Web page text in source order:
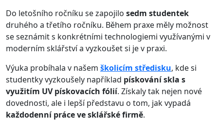
Do letošního ročníku se zapojilo sedm studentek
druhého a třetího ročníku. Během praxe měly možnost
se seznámit s konkrétními technologiemi využívanými v
moderním sklářství a vyzkoušet si je v praxi.
Výuka probíhala v našem školicím středisku, kde si
studentky vyzkoušely například pískování skla s
využitím UV pískovacích fólií. Získaly tak nejen nové
dovednosti, ale i lepší představu o tom, jak vypadá
každodenní práce ve sklářské firmě.